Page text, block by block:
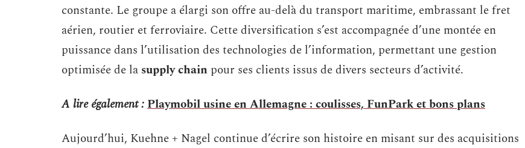
constante. Le groupe a élargi son offre au-delà du transport maritime, embrassant le fret
aérien, routier et ferroviaire. Cette diversification s’est accompagnée d’une montée en
puissance dans l’utilisation des technologies de l’information, permettant une gestion
optimisée de la supply chain pour ses clients issus de divers secteurs d’activité.
A lire également :Playmobil usine en Allemagne : coulisses, FunPark et bons plans
Aujourd’hui, Kuehne + Nagel continue d’écrire son histoire en misant sur des acquisitions